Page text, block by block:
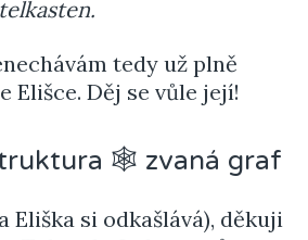
tedy už plně
Elišce. Děj se vůle její!
🕸 zvaná graf
Eliška si odkašlává), děkuji